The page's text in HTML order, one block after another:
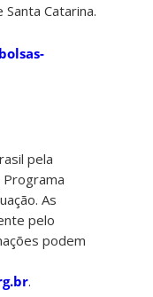
Catarina.
pela
Programa
As
pelo
podem
.